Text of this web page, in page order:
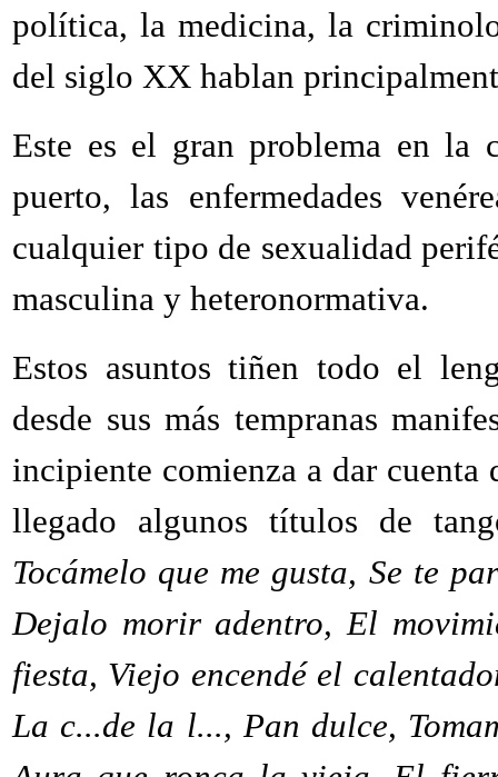
política, la medicina, la
del siglo XX hablan
Este es el gran problema en la
puerto, las enfermedades
cualquier tipo de sexualidad
masculina y heteronormativa.
Estos asuntos tiñen todo el
desde sus más tempranas
incipiente comienza a dar cuenta
llegado algunos títulos de
Tocámelo que me gusta, Se te
Dejalo morir adentro, El
fiesta, Viejo encendé el
La c...de la l..., Pan dulce,